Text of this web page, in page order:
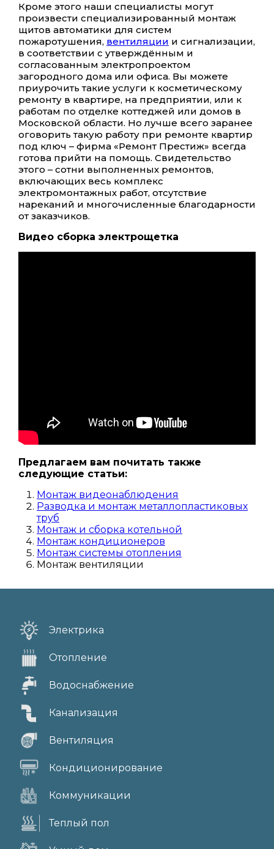
Кроме этого наши специалисты могут
произвести специализированный монтаж
щитов автоматики для систем
пожаротушения, вентиляции и сигнализации,
в соответствии с утверждённым и
согласованным электропроектом
загородного дома или офиса. Вы можете
приурочить такие услуги к косметическому
ремонту в квартире, на предприятии, или к
работам по отделке коттеджей или домов в
Московской области. Но лучше всего заранее
оговорить такую работу при ремонте квартир
под ключ – фирма «Ремонт Престиж» всегда
готова прийти на помощь. Свидетельство
этого – сотни выполненных ремонтов,
включающих весь комплекс
электромонтажных работ, отсутствие
нареканий и многочисленные благодарности
от заказчиков.
Видео сборка электрощетка
Предлагаем вам почитать также
следующие статьи:
Монтаж видеонаблюдения
Разводка и монтаж металлопластиковых
труб
Монтаж и сборка котельной
Монтаж кондиционеров
Монтаж системы отопления
Монтаж вентиляции
Электрика
Отопление
Водоснабжение
Канализация
Вентиляция
Кондиционирование
Коммуникации
Теплый пол